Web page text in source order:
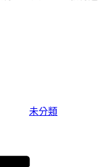
未分類